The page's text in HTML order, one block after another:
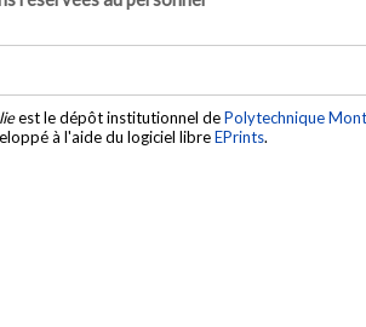
est le dépôt institutionnel dePolytechnique
à l'aide du logiciel libreEPrints.